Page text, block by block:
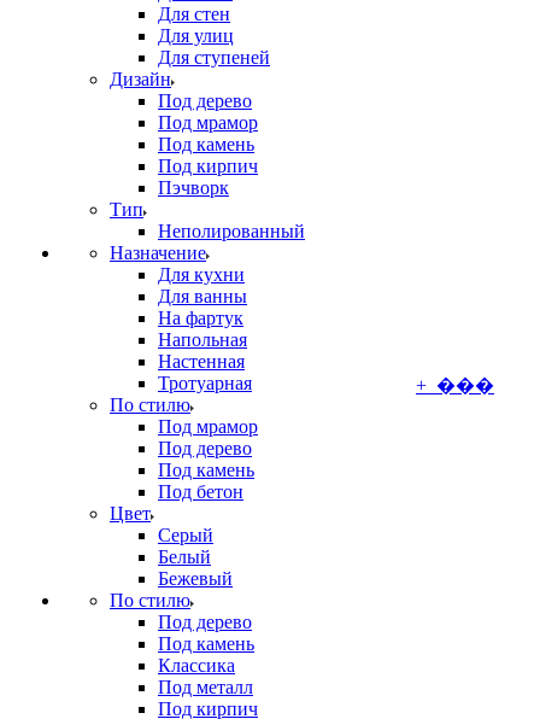
Для стен
Для улиц
Для ступеней
Дизайн
Под дерево
Под мрамор
Под камень
Под кирпич
Пэчворк
Тип
Неполированный
Назначение
Для кухни
Для ванны
На фартук
Напольная
Настенная
Тротуарная
По стилю
Под мрамор
Под дерево
Под камень
Под бетон
Цвет
Серый
Белый
Бежевый
По стилю
Под дерево
Под камень
Классика
Под металл
Под кирпич
+ ���